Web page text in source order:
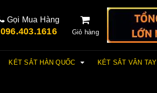
Gọi Mua Hàng
096.403.1616 Giỏ hàng
KÉT SẮT HÀN QUỐC KÉT SẮT VÂN TAY